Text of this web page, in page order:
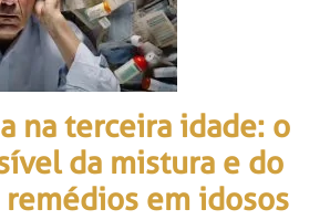
na terceira idade: o
da mistura e do
remédios em idosos